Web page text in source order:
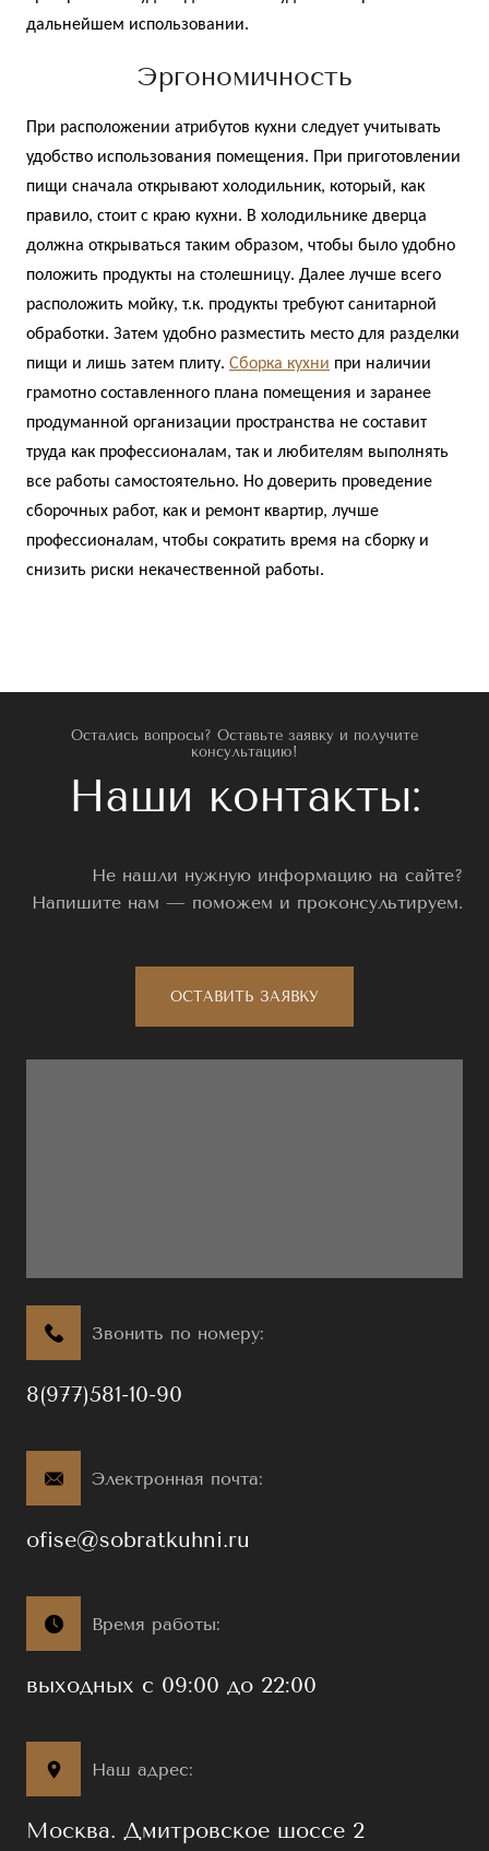
дальнейшем использовании.
Эргономичность
При расположении атрибутов кухни следует учитывать
удобство использования помещения. При приготовлении
пищи сначала открывают холодильник, который, как
правило, стоит с краю кухни. В холодильнике дверца
должна открываться таким образом, чтобы было удобно
положить продукты на столешницу. Далее лучше всего
расположить мойку, т.к. продукты требуют санитарной
обработки. Затем удобно разместить место для разделки
пищи и лишь затем плиту. Сборка кухни при наличии
грамотно составленного плана помещения и заранее
продуманной организации пространства не составит
труда как профессионалам, так и любителям выполнять
все работы самостоятельно. Но доверить проведение
сборочных работ, как и ремонт квартир, лучше
профессионалам, чтобы сократить время на сборку и
снизить риски некачественной работы.
Остались вопросы? Оставьте заявку и получите
консультацию!
Наши контакты:
Не нашли нужную информацию на сайте?
Напишите нам — поможем и проконсультируем.
ОСТАВИТЬ ЗАЯВКУ
Звонить по номеру:
8(977)581-10-90
Электронная почта:
ofise@sobratkuhni.ru
Время работы:
выходных с 09:00 до 22:00
Наш адрес:
Москва. Дмитровское шоссе 2